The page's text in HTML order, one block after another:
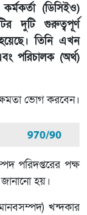
(ডিসিইও)
দুটি গুরুত্বপূর্ণ
তিনি এখন
পরিচালক (অর্থ)
ভোগ করবেন।
পরিদপ্তরের পক্ষ
হয়।
খন্দকার